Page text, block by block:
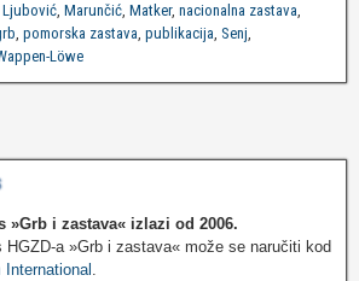
Ljubović, Marunčić, Matker, nacionalna zastava,
, pomorska zastava, publikacija, Senj,
Löwe
»Grb i zastava« izlazi od 2006.
HGZD-a »Grb i zastava« može se naručiti kod
International